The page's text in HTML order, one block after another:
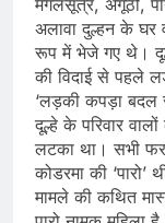
मंगलसूत्र, अंगूठी,
अलावा दुल्हन के
रूप में भेजे गए थे।
की विदाई से पहले
‘लड़की कपड़ा बदल
दूल्हे के परिवार
लटका था। सभी
कोडरमा की
मामले की कथित